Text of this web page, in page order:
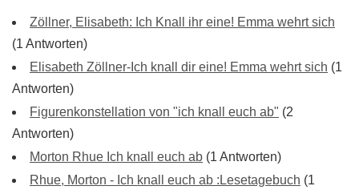
Zöllner, Elisabeth: Ich Knall ihr eine! Emma wehrt sich
(1 Antworten)
Elisabeth Zöllner-Ich knall dir eine! Emma wehrt sich (1
Antworten)
Figurenkonstellation von "ich knall euch ab" (2
Antworten)
Morton Rhue Ich knall euch ab (1 Antworten)
Rhue, Morton - Ich knall euch ab :Lesetagebuch (1